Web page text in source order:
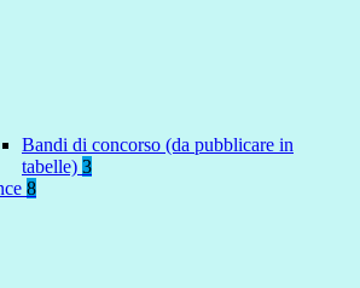
Bandi di concorso (da pubblicare in
tabelle) 3
8